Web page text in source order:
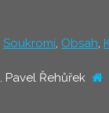
Soukromí, Obsah,
Řehůřek